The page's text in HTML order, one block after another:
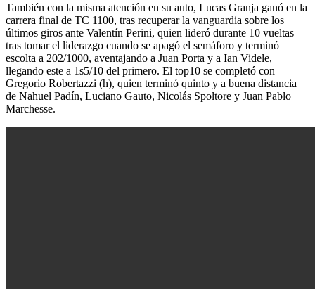
También con la misma atención en su auto, Lucas Granja ganó en la
carrera final de TC 1100, tras recuperar la vanguardia sobre los
últimos giros ante Valentín Perini, quien lideró durante 10 vueltas
tras tomar el liderazgo cuando se apagó el semáforo y terminó
escolta a 202/1000, aventajando a Juan Porta y a Ian Videle,
llegando este a 1s5/10 del primero. El top10 se completó con
Gregorio Robertazzi (h), quien terminó quinto y a buena distancia
de Nahuel Padín, Luciano Gauto, Nicolás Spoltore y Juan Pablo
Marchesse.